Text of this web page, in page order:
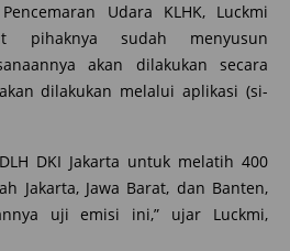
Udara KLHK, Luckmi
pihaknya sudah menyusun
akan dilakukan secara
dilakukan melalui aplikasi (si-
DKI Jakarta untuk melatih 400
Jakarta, Jawa Barat, dan Banten,
uji emisi ini,” ujar Luckmi,